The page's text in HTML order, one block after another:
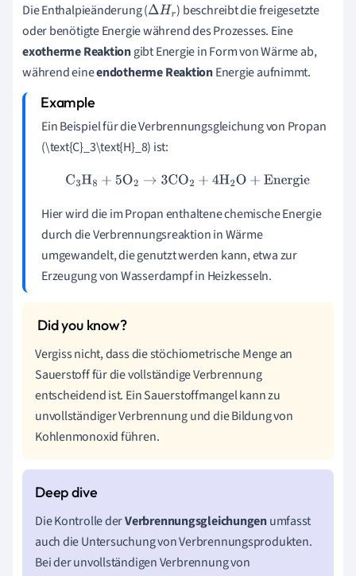
Die Enthalpieänderung (ΔHr ) beschreibt die freigesetzte
oder benötigte Energie während des Prozesses. Eine
exotherme Reaktiongibt Energie in Form von Wärme ab,
während eineendotherme ReaktionEnergie aufnimmt.
Ein Beispiel für die Verbrennungsgleichung von Propan
(\text{C}_3\text{H}_8) ist:
C3H8+5 O2 →3CO2+ 4H2O+Energie
Hier wird die im Propan enthaltene chemische Energie
durch die Verbrennungsreaktion in Wärme
umgewandelt, die genutzt werden kann, etwa zur
Erzeugung von Wasserdampf in Heizkesseln.
Vergiss nicht, dass die stöchiometrische Menge an
Sauerstoff für die vollständige Verbrennung
entscheidend ist. Ein Sauerstoffmangel kann zu
unvollständiger Verbrennung und die Bildung von
Kohlenmonoxid führen.
Die Kontrolle derVerbrennungsgleichungenumfasst
auch die Untersuchung von Verbrennungsprodukten.
Bei der unvollständigen Verbrennung von